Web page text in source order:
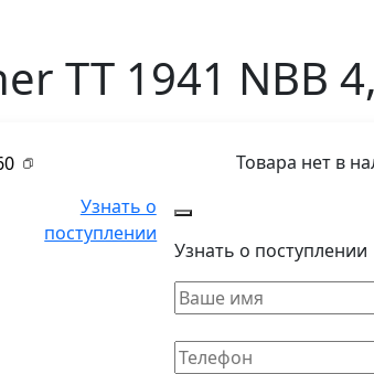
TT 1941 NBB
Товара нет в
Узнать о
поступлении
Узнать о поступлении